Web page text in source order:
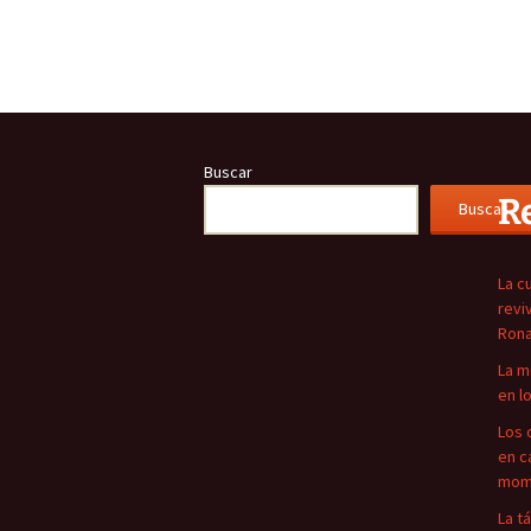
Buscar
Buscar
La
La
en
Los
en
La